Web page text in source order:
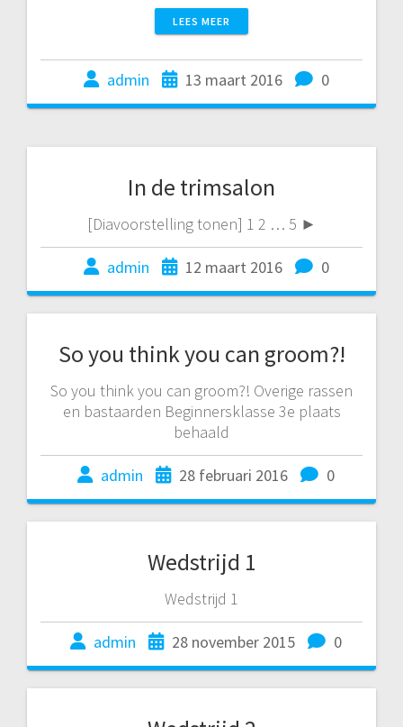
LEES MEER
admin 13 maart 2016 0
In de trimsalon
[Diavoorstelling tonen] 1 2 … 5 ►
admin 12 maart 2016 0
So you think you can groom?!
So you think you can groom?! Overige rassen
en bastaarden Beginnersklasse 3e plaats
behaald
admin 28 februari 2016 0
Wedstrijd 1
Wedstrijd 1
admin 28 november 2015 0